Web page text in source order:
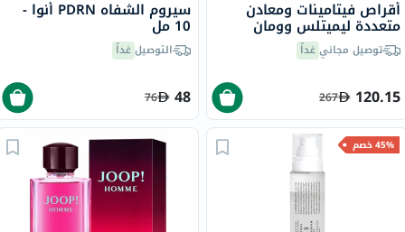
أقراص فيتامينات ومعادن
متعددة ليميتلس وومان
60 قرصتوصيل مجانيغداً
120.15
267
سيروم الشفاه PDRN أنوا -
10 مل
التوصيلغداً
48
76
45% خصم